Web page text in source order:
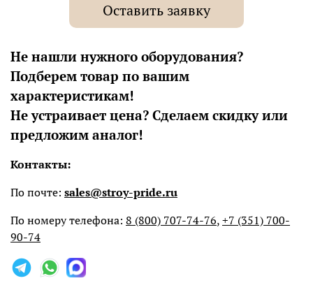
Оставить заявку
Не нашли нужного оборудования?
Подберем товар по вашим
характеристикам!
Не устраивает цена? Сделаем скидку или
предложим аналог!
Контакты:
По почте: sales@stroy-pride.ru
По номеру телефона: 8 (800) 707-74-76,+7 (351) 700-
90-74